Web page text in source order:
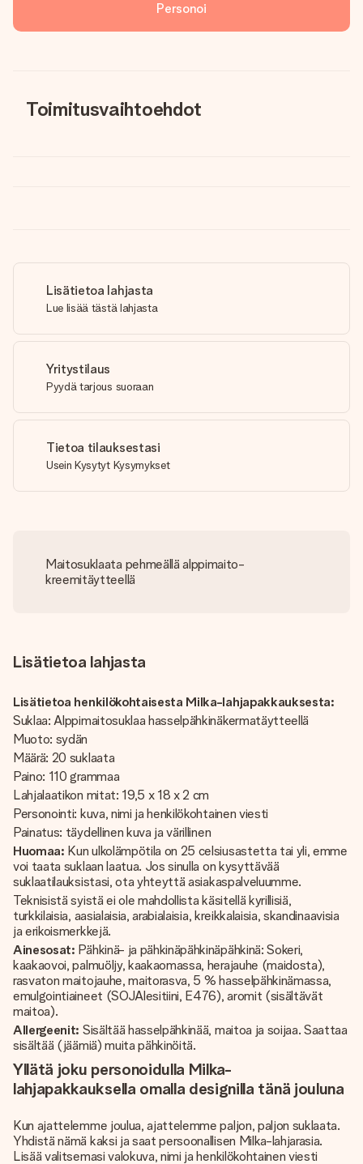
Personoi
Toimitusvaihtoehdot
Lisätietoa lahjasta
Lue lisää tästä lahjasta
Yritystilaus
Pyydä tarjous suoraan
Tietoa tilauksestasi
Usein Kysytyt Kysymykset
Maitosuklaata pehmeällä alppimaito-
kreemitäytteellä
Lisätietoa lahjasta
Lisätietoa henkilökohtaisesta Milka-lahjapakkauksesta:
Suklaa: Alppimaitosuklaa hasselpähkinäkermatäytteellä
Muoto: sydän
Määrä: 20 suklaata
Paino: 110 grammaa
Lahjalaatikon mitat: 19,5 x 18 x 2 cm
Personointi: kuva, nimi ja henkilökohtainen viesti
Painatus: täydellinen kuva ja värillinen
Huomaa: Kun ulkolämpötila on 25 celsiusastetta tai yli, emme
voi taata suklaan laatua. Jos sinulla on kysyttävää
suklaatilauksistasi, ota yhteyttä asiakaspalveluumme.
Teknisistä syistä ei ole mahdollista käsitellä kyrillisiä,
turkkilaisia, aasialaisia, arabialaisia, kreikkalaisia, skandinaavisia
ja erikoismerkkejä.
Ainesosat: Pähkinä- ja pähkinäpähkinäpähkinä: Sokeri,
kaakaovoi, palmuöljy, kaakaomassa, herajauhe (maidosta),
rasvaton maitojauhe, maitorasva, 5 % hasselpähkinämassa,
emulgointiaineet (SOJAlesitiini, E476), aromit (sisältävät
maitoa).
Allergeenit: Sisältää hasselpähkinää, maitoa ja soijaa. Saattaa
sisältää (jäämiä) muita pähkinöitä.
Yllätä joku personoidulla Milka-
lahjapakkauksella omalla designilla tänä jouluna
Kun ajattelemme joulua, ajattelemme paljon, paljon suklaata.
Yhdistä nämä kaksi ja saat persoonallisen Milka-lahjarasia.
Lisää valitsemasi valokuva, nimi ja henkilökohtainen viesti